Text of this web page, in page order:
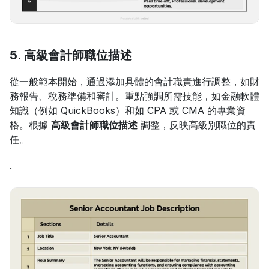
5. 高級會計師職位描述
從一般範本開始，通過添加具體的會計職責進行調整，如財
務報告、稅務準備和審計。重點強調所需技能，如金融軟體
知識（例如 QuickBooks）和如 CPA 或 CMA 的專業資
格。根據 高級會計師職位描述 調整，反映高級別職位的責
任。
.